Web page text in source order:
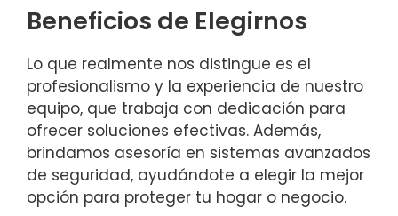
Beneficios de Elegirnos
Lo que realmente nos distingue es el
profesionalismo y la experiencia de nuestro
equipo, que trabaja con dedicación para
ofrecer soluciones efectivas. Además,
brindamos asesoría en sistemas avanzados
de seguridad, ayudándote a elegir la mejor
opción para proteger tu hogar o negocio.